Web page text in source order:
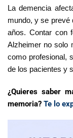
La demencia
mundo, y se prevé
años. Contar con
Alzheimer no solo
como profesional,
de los pacientes y
¿Quieres saber
memoria? Te lo